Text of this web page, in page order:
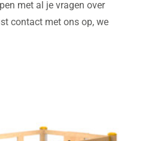
met al je vragen over
contact met ons op, we